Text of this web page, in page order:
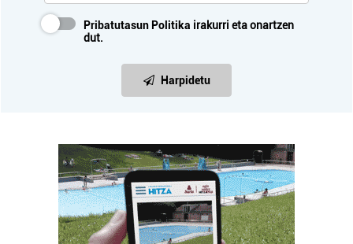
Pribatutasun Politika irakurri eta onartzen
dut.
Harpidetu